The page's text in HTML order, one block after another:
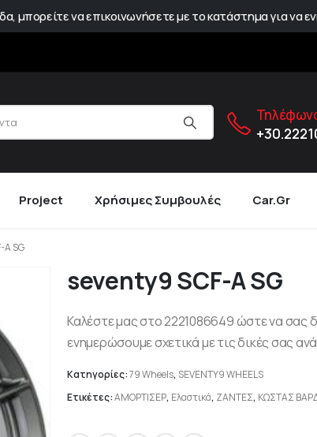
μπορείτε να επικοινωνήσετε με το κατάστημα για να
Project Χρήσιμες Συμβουλές Car.gr
A SG
seventy9 SCF-A SG
Καλέστε μας στο 2221086649 ώστε να σας
ενημερώσουμε σχετικά με τις δικές σας
Κατηγορίες:79 Wheels, SEVENTY9 WHEELS
Ετικέτες:ΑΜΟΡΤΙΣΕΡ, Ελαστικά, ΖΑΝΤΕΣ, ΚΩΣΤΑΣ